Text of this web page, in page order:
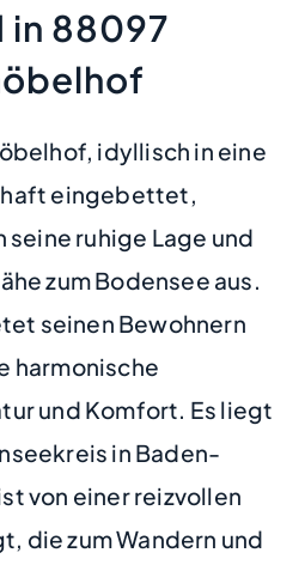
in 88097
idyllisch in eine
eingebettet,
ruhige Lage und
zum Bodensee aus.
seinen Bewohnern
harmonische
und Komfort. Es liegt
in Baden-
von einer reizvollen
die zum Wandern und